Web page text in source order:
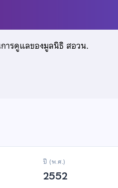
ารดูแลของมูลนิธิ สอวน.
ปี (พ.ศ.)
2552